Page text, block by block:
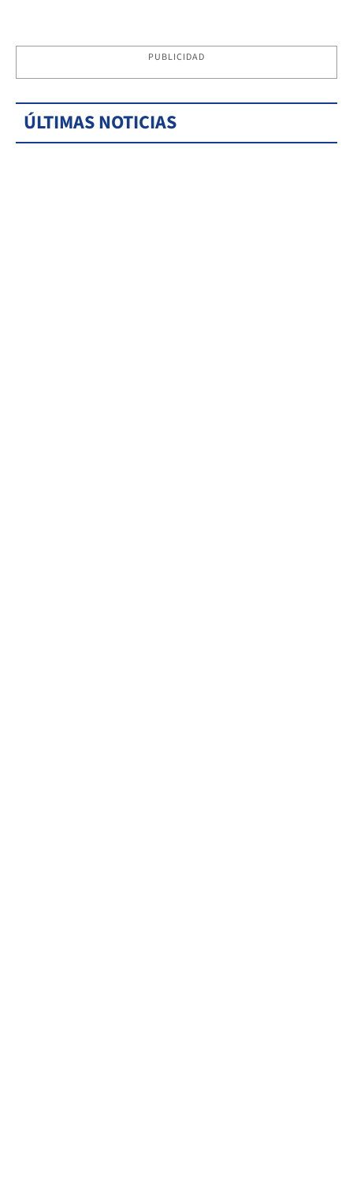
PUBLICIDAD
ÚLTIMAS NOTICIAS